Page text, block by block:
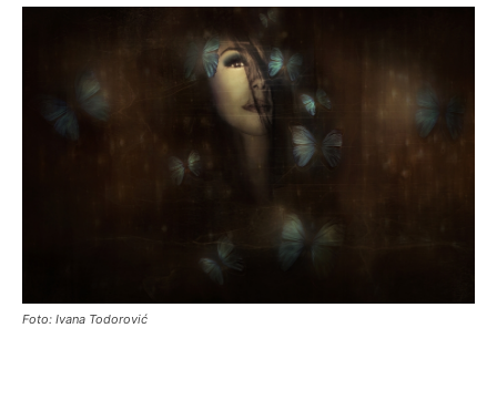
Foto: Ivana Todorović